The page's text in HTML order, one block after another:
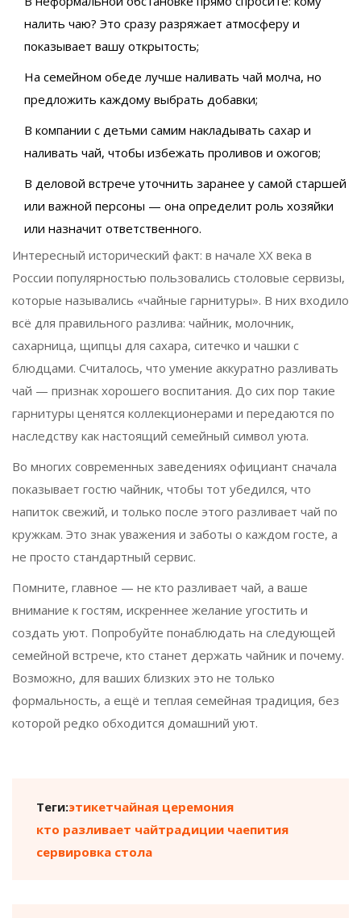
налить чаю? Это сразу разряжает атмосферу и
показывает вашу открытость;
На семейном обеде лучше наливать чай молча, но
предложить каждому выбрать добавки;
В компании с детьми самим накладывать сахар и
наливать чай, чтобы избежать проливов и ожогов;
В деловой встрече уточнить заранее у самой старшей
или важной персоны — она определит роль хозяйки
или назначит ответственного.
Интересный исторический факт: в начале XX века в
России популярностью пользовались столовые сервизы,
которые назывались «чайные гарнитуры». В них входило
всё для правильного разлива: чайник, молочник,
сахарница, щипцы для сахара, ситечко и чашки с
блюдцами. Считалось, что умение аккуратно разливать
чай — признак хорошего воспитания. До сих пор такие
гарнитуры ценятся коллекционерами и передаются по
наследству как настоящий семейный символ уюта.
Во многих современных заведениях официант сначала
показывает гостю чайник, чтобы тот убедился, что
напиток свежий, и только после этого разливает чай по
кружкам. Это знак уважения и заботы о каждом госте, а
не просто стандартный сервис.
Помните, главное — не кто разливает чай, а ваше
внимание к гостям, искреннее желание угостить и
создать уют. Попробуйте понаблюдать на следующей
семейной встрече, кто станет держать чайник и почему.
Возможно, для ваших близких это не только
формальность, а ещё и теплая семейная традиция, без
которой редко обходится домашний уют.
Теги:этикетчайная церемония
кто разливает чайтрадиции чаепития
сервировка стола